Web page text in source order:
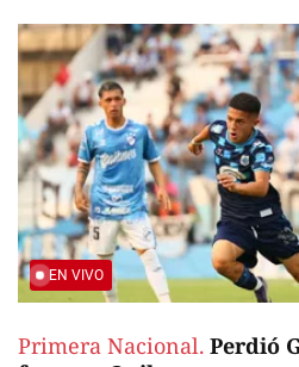
EN VIVO
Primera Nacional. Perdió